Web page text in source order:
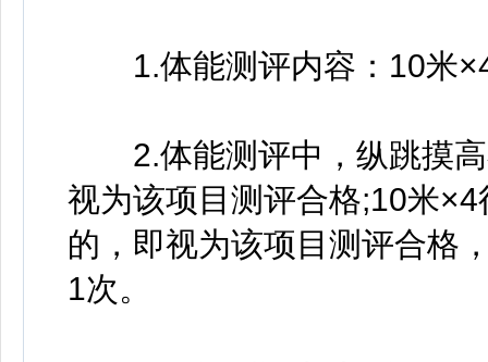
1.体能测评内容：10米×4
2.体能测评中，纵跳摸高
视为该项目测评合格;10米
的，即视为该项目测评合格
1次。